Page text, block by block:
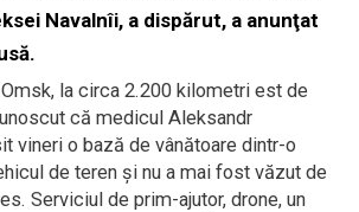
Navalnîi, a dispărut, a anunţat
la circa 2.200 kilometri est de
că medicul Aleksandr
vineri o bază de vânătoare dintr-o
de teren şi nu a mai fost văzut de
Serviciul de prim-ajutor, drone, un